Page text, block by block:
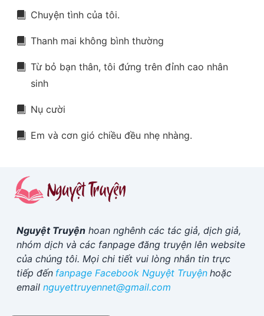
Chuyện tình của tôi.
Thanh mai không bình thường
Từ bỏ bạn thân, tôi đứng trên đỉnh cao nhân
sinh
Nụ cười
Em và cơn gió chiều đều nhẹ nhàng.
Nguyệt Truyện hoan nghênh các tác giả, dịch giả,
nhóm dịch và các fanpage đăng truyện lên website
của chúng tôi. Mọi chi tiết vui lòng nhắn tin trực
tiếp đến fanpage Facebook Nguyệt Truyện hoặc
email nguyettruyennet@gmail.com